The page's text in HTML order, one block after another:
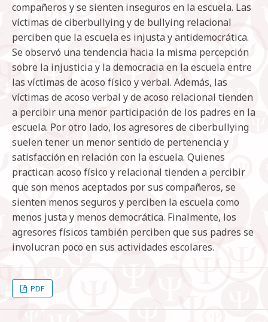
compañeros y se sienten inseguros en la escuela. Las
víctimas de ciberbullying y de bullying relacional
perciben que la escuela es injusta y antidemocrática.
Se observó una tendencia hacia la misma percepción
sobre la injusticia y la democracia en la escuela entre
las víctimas de acoso físico y verbal. Además, las
víctimas de acoso verbal y de acoso relacional tienden
a percibir una menor participación de los padres en la
escuela. Por otro lado, los agresores de ciberbullying
suelen tener un menor sentido de pertenencia y
satisfacción en relación con la escuela. Quienes
practican acoso físico y relacional tienden a percibir
que son menos aceptados por sus compañeros, se
sienten menos seguros y perciben la escuela como
menos justa y menos democrática. Finalmente, los
agresores físicos también perciben que sus padres se
involucran poco en sus actividades escolares.
PDF